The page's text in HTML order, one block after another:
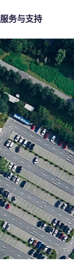
服务与支持